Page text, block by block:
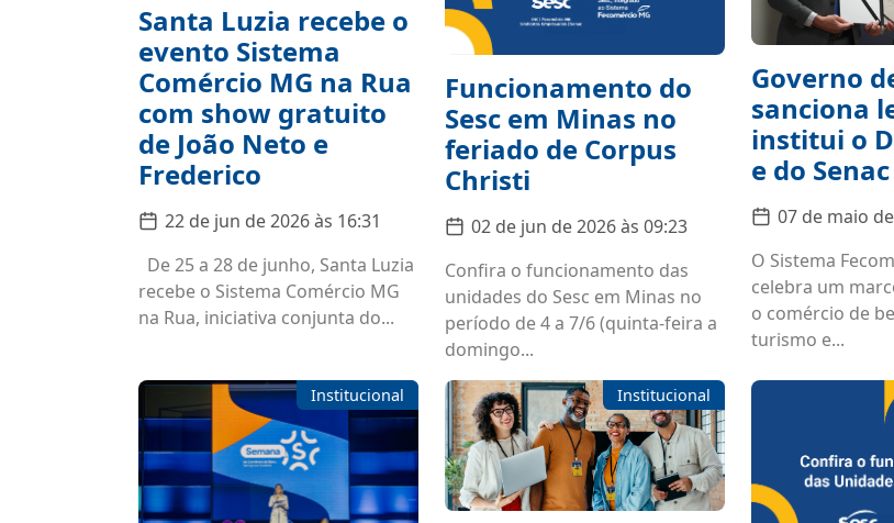
Santa Luzia recebe o
evento Sistema
Comércio MG na Rua
com show gratuito
de João Neto e
Frederico
22 de jun de 2026 às 16:31
De 25 a 28 de junho, Santa Luzia
recebe o Sistema Comércio MG
na Rua, iniciativa conjunta do...
Funcionamento do
Sesc em Minas no
feriado de Corpus
Christi
02 de jun de 2026 às 09:23
Confira o funcionamento das
unidades do Sesc em Minas no
período de 4 a 7/6 (quinta-feira a
domingo...
Governo
sanciona
institui o
e do
07 de maio
O Sistema
celebra um
o comércio de
turismo e...
Institucional Institucional